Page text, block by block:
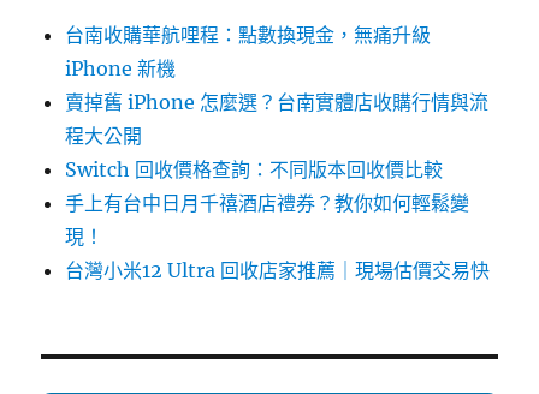
台南收購華航哩程：點數換現金，無痛升級
iPhone 新機
賣掉舊 iPhone 怎麼選？台南實體店收購行情與流
程大公開
Switch 回收價格查詢：不同版本回收價比較
手上有台中日月千禧酒店禮券？教你如何輕鬆變
現！
台灣小米12 Ultra 回收店家推薦｜現場估價交易快